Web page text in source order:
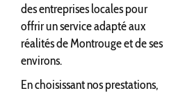
des entreprises locales pour
offrir un service adapté aux
réalités de Montrouge et de ses
environs.
En choisissant nos prestations,